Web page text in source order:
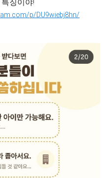
징이야!
p/DU9wiebj8hn/